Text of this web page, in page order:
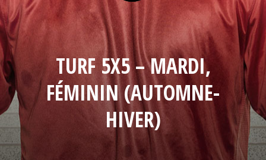
TURF 5X5 – MARDI,
FÉMININ (AUTOMNE-
HIVER)